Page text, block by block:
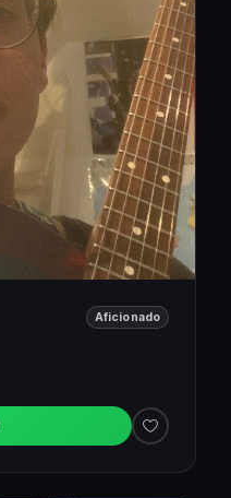
Aficionado